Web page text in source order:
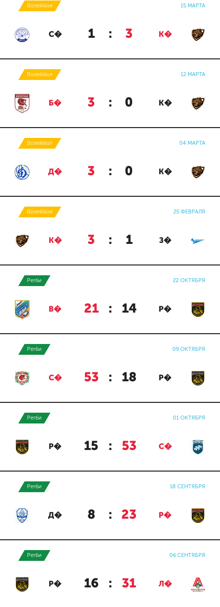
Волейбол 15 МАРТА
С� 1 : 3 К�
Волейбол 12 МАРТА
Б� 3 : 0 К�
Волейбол 04 МАРТА
Д� 3 : 0 К�
Волейбол 25 ФЕВРАЛЯ
К� 3 : 1 З�
Регби 22 ОКТЯБРЯ
В� 21 : 14 Р�
Регби 09 ОКТЯБРЯ
С� 53 : 18 Р�
Регби 01 ОКТЯБРЯ
Р� 15 : 53 С�
Регби 18 СЕНТЯБРЯ
Д� 8 : 23 Р�
Регби 06 СЕНТЯБРЯ
Р� 16 : 31 Л�